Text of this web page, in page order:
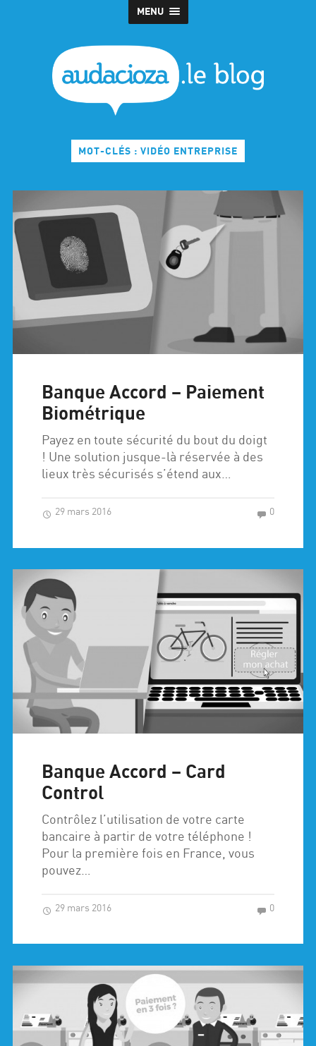
MENU
MOT-CLÉS : VIDÉO ENTREPRISE
Banque Accord – Paiement
Biométrique
Payez en toute sécurité du bout du doigt
! Une solution jusque-là réservée à des
lieux très sécurisés s’étend aux…
29 mars 2016 0
Banque Accord – Card
Control
Contrôlez l’utilisation de votre carte
bancaire à partir de votre téléphone !
Pour la première fois en France, vous
pouvez…
29 mars 2016 0